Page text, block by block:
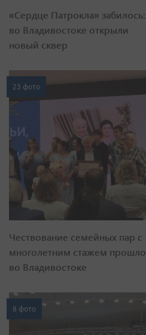
«Сердце Патрокла» забилось:
во Владивостоке открыли
новый сквер
23 фото
Чествование семейных пар с
многолетним стажем прошло
во Владивостоке
8 фото